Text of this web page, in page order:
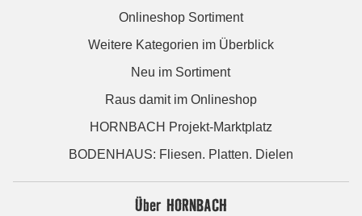
Onlineshop Sortiment
Weitere Kategorien im Überblick
Neu im Sortiment
Raus damit im Onlineshop
HORNBACH Projekt-Marktplatz
BODENHAUS: Fliesen. Platten. Dielen
Über HORNBACH